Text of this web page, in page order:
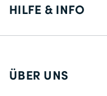
HILFE & INFO
Lieferung
ÜBER UNS